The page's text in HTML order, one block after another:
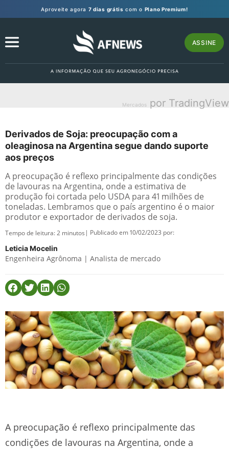
Aproveite agora 7 dias grátis com o Plano Premium!
ASSINE
Mercados por TradingView
Derivados de Soja: preocupação com a
oleaginosa na Argentina segue dando suporte
aos preços
A preocupação é reflexo principalmente das condições
de lavouras na Argentina, onde a estimativa de
produção foi cortada pelo USDA para 41 milhões de
toneladas. Lembramos que o país argentino é o maior
produtor e exportador de derivados de soja.
Tempo de leitura:2 minutos | Publicado em 10/02/2023 por:
Leticia Mocelin
Engenheira Agrônoma | Analista de mercado
A preocupação é reflexo principalmente das
condições de lavouras na Argentina, onde a